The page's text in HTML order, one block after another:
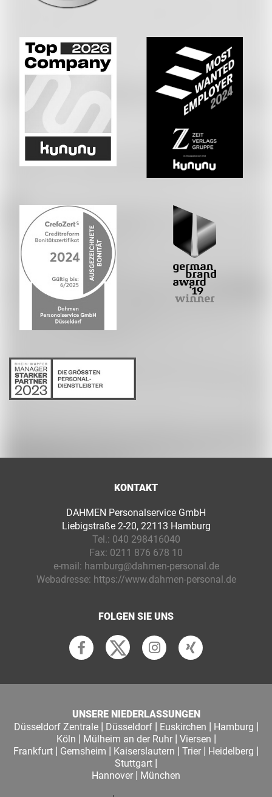
KONTAKT
DAHMEN Personalservice GmbH
Liebigstraße 2-20, 22113 Hamburg
Tel.: 040 298416040
Fax: 0211 876 678 10
e-mail: hamburg@dahmen-personal.de
Webadresse: https://www.dahmen-personal.de
FOLGEN SIE UNS
UNSERE NIEDERLASSUNGEN
Düsseldorf Zentrale| Düsseldorf| Euskirchen | Hamburg |
Köln | Mülheim an der Ruhr| Viersen |
Frankfurt | Gernsheim | Kaiserslautern | Trier | Heidelberg |
Stuttgart |
Hannover | München